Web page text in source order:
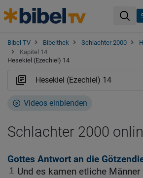
Bibel TV Bibelthek Schlachter 2000
Kapitel 14
Hesekiel (Ezechiel) 14
Videos einblenden
Schlachter 2000
Gottes Antwort an die
1
Und es kamen etliche